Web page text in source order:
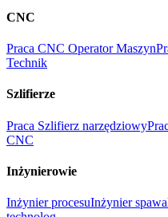
CNC
Praca CNC Operator Maszyn
Technik
Szlifierze
Praca Szlifierz narzędziowy
CNC
Inżynierowie
Inżynier procesuInżynier